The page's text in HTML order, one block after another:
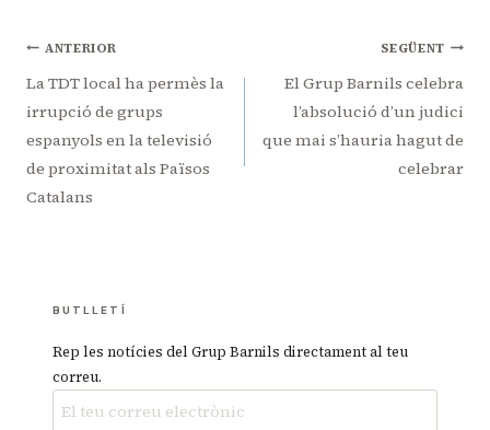
Navegació
d'entrades
ANTERIOR
La TDT local ha permès la
irrupció de grups
espanyols en la televisió
de proximitat als Països
Catalans
SEGÜENT
El Grup Barnils celebra
l’absolució d’un judici
que mai s’hauria hagut de
celebrar
BUTLLETÍ
Rep les notícies del Grup Barnils directament al teu
correu.